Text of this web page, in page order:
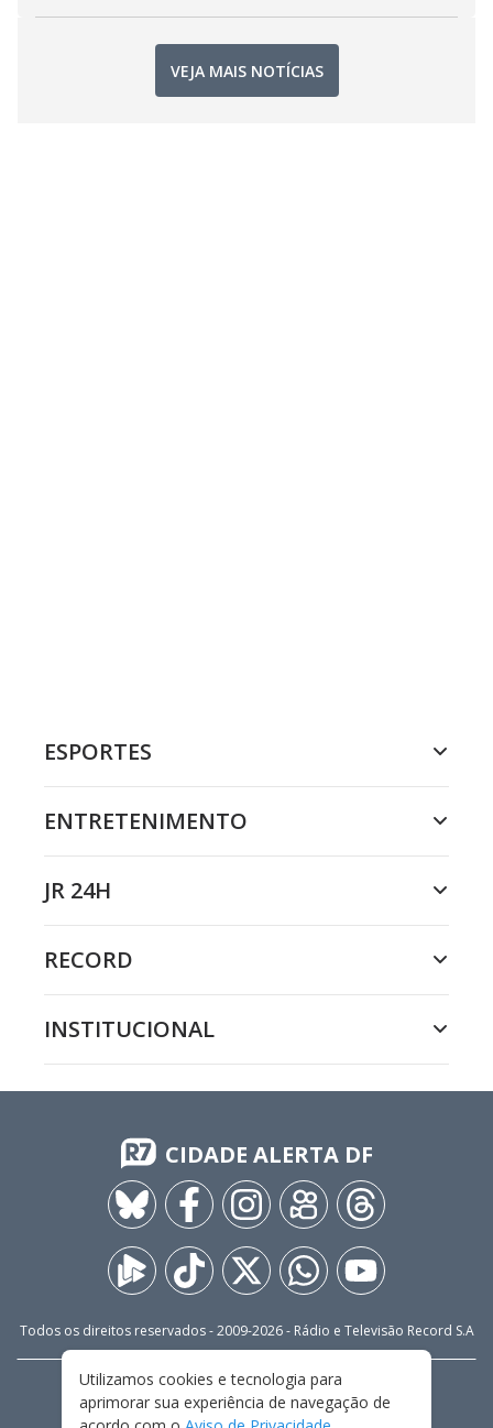
VEJA MAIS NOTÍCIAS
ESPORTES
ENTRETENIMENTO
JR 24H
RECORD
INSTITUCIONAL
CIDADE ALERTA DF
Todos os direitos reservados - 2009-2026- Rádio e Televisão Record S.A
FALE CONOSCO
PRIVACIDADE
TERMOS E CONDIÇÕES DE USO
Utilizamos cookies e tecnologia para
aprimorar sua experiência de navegação de